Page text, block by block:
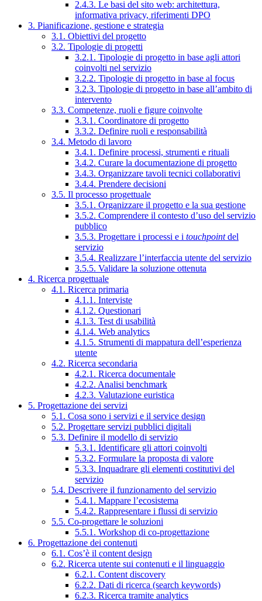
2.4.3. Le basi del sito web: architettura,
informativa privacy, riferimenti DPO
3. Pianificazione, gestione e strategia
3.1. Obiettivi del progetto
3.2. Tipologie di progetti
3.2.1. Tipologie di progetto in base agli attori
coinvolti nel servizio
3.2.2. Tipologie di progetto in base al focus
3.2.3. Tipologie di progetto in base all’ambito di
intervento
3.3. Competenze, ruoli e figure coinvolte
3.3.1. Coordinatore di progetto
3.3.2. Definire ruoli e responsabilità
3.4. Metodo di lavoro
3.4.1. Definire processi, strumenti e rituali
3.4.2. Curare la documentazione di progetto
3.4.3. Organizzare tavoli tecnici collaborativi
3.4.4. Prendere decisioni
3.5. Il processo progettuale
3.5.1. Organizzare il progetto e la sua gestione
3.5.2. Comprendere il contesto d’uso del servizio
pubblico
3.5.3. Progettare i processi e i touchpointdel
servizio
3.5.4. Realizzare l’interfaccia utente del servizio
3.5.5. Validare la soluzione ottenuta
4. Ricerca progettuale
4.1. Ricerca primaria
4.1.1. Interviste
4.1.2. Questionari
4.1.3. Test di usabilità
4.1.4. Web analytics
4.1.5. Strumenti di mappatura dell’esperienza
utente
4.2. Ricerca secondaria
4.2.1. Ricerca documentale
4.2.2. Analisi benchmark
4.2.3. Valutazione euristica
5. Progettazione dei servizi
5.1. Cosa sono i servizi e il service design
5.2. Progettare servizi pubblici digitali
5.3. Definire il modello di servizio
5.3.1. Identificare gli attori coinvolti
5.3.2. Formulare la proposta di valore
5.3.3. Inquadrare gli elementi costitutivi del
servizio
5.4. Descrivere il funzionamento del servizio
5.4.1. Mappare l’ecosistema
5.4.2. Rappresentare i flussi di servizio
5.5. Co-progettare le soluzioni
5.5.1. Workshop di co-progettazione
6. Progettazione dei contenuti
6.1. Cos’è il content design
6.2. Ricerca utente sui contenuti e il linguaggio
6.2.1. Content discovery
6.2.2. Dati di ricerca (search keywords)
6.2.3. Ricerca tramite analytics